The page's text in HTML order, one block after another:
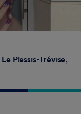
Le Plessis-Trévise,